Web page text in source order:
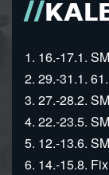
1. 16.-17.1.
2. 29.-31.1.
3. 27.-28.2.
4. 22.-23.5.
5. 12.-13.6.
6. 14.-15.8.